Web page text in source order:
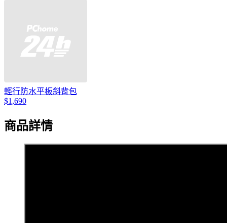
輕行防水平板斜背包
$1,690
商品詳情